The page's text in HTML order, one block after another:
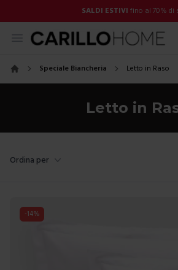
SALDI ESTIVI fino al 70% di
Open menu
Home
Speciale Biancheria Letto in Raso
Letto in
Ordina per
-14%